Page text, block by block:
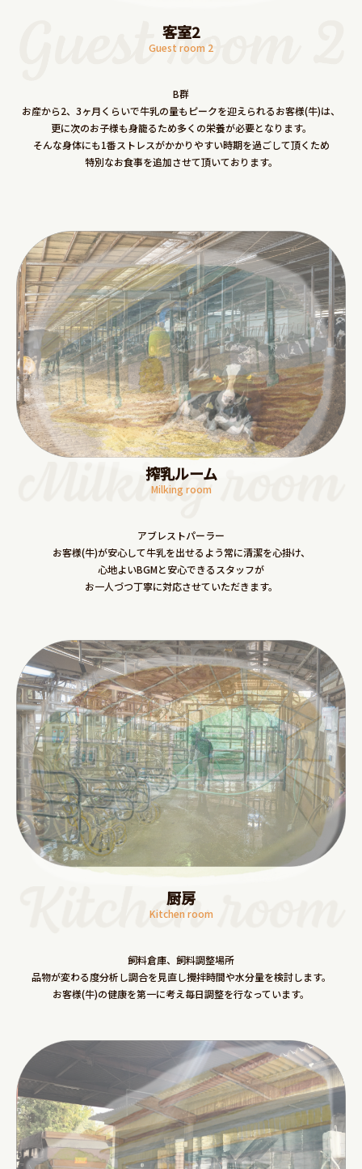
客室2
Guest room 2
B群
お産から2、3ヶ月くらいで牛乳の量もピークを迎えられるお客様(牛)は、
更に次のお子様も身籠るため多くの栄養が必要となります。
そんな身体にも1番ストレスがかかりやすい時期を過ごして頂くため
特別なお食事を追加させて頂いております。
搾乳ルーム
Milking room
アブレストパーラー
お客様(牛)が安心して牛乳を出せるよう常に清潔を心掛け、
心地よいBGMと安心できるスタッフが
お一人づつ丁寧に対応させていただきます。
厨房
Kitchen room
飼料倉庫、飼料調整場所
品物が変わる度分析し調合を見直し攪拌時間や水分量を検討します。
お客様(牛)の健康を第一に考え毎日調整を行なっています。